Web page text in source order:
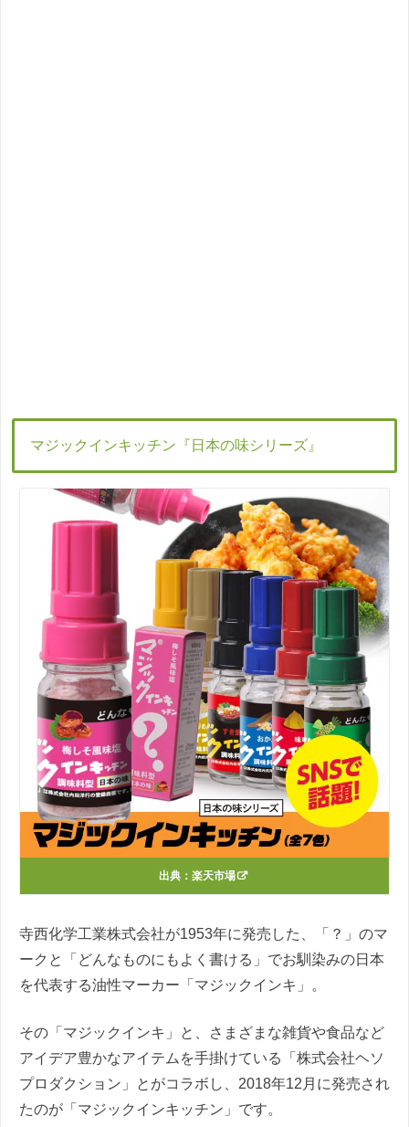
マジックインキッチン『日本の味シリーズ』
出典： 楽天市場
寺西化学工業株式会社が1953年に発売した、「？」のマ
ークと「どんなものにもよく書ける」でお馴染みの日本
を代表する油性マーカー「マジックインキ」。
その「マジックインキ」と、さまざまな雑貨や食品など
アイデア豊かなアイテムを手掛けている「株式会社ヘソ
プロダクション」とがコラボし、2018年12月に発売され
たのが「マジックインキッチン」です。